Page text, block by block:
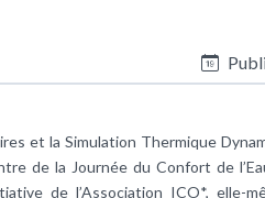
et la Simulation Thermique
de la Journée du Confort de
de l’Association ICO*, elle-